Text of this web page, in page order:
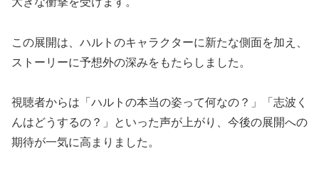
この展開は、ハルトのキャラクターに新たな側面を加え、
ストーリーに予想外の深みをもたらしました。
視聴者からは「ハルトの本当の姿って何なの？」「志波く
んはどうするの？」といった声が上がり、今後の展開への
期待が一気に高まりました。